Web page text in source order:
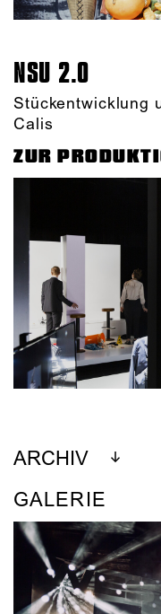
NSU 2.0
Stückentwicklung
Calis
ZUR
ARCHIV
GALERIE